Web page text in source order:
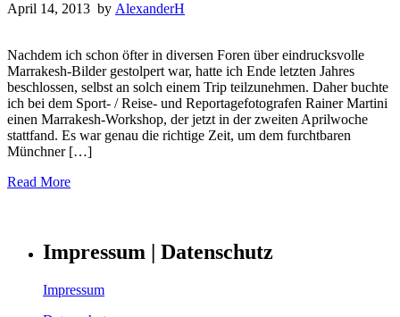
April 14, 2013 by AlexanderH
Nachdem ich schon öfter in diversen Foren über eindrucksvolle
Marrakesh-Bilder gestolpert war, hatte ich Ende letzten Jahres
beschlossen, selbst an solch einem Trip teilzunehmen. Daher buchte
ich bei dem Sport- / Reise- und Reportagefotografen Rainer Martini
einen Marrakesh-Workshop, der jetzt in der zweiten Aprilwoche
stattfand. Es war genau die richtige Zeit, um dem furchtbaren
Münchner […]
Read More
Impressum | Datenschutz
Impressum